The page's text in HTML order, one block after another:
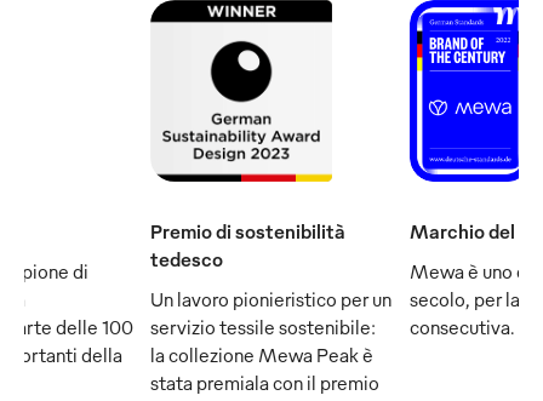
di
fa
delle 100
della
Premio di sostenibilità
tedesco
Un lavoro pionieristico per un
servizio tessile sostenibile:
la collezione Mewa Peak è
stata premiala con il premio
Marchio del
Mewa è uno
secolo, per la
consecutiva.